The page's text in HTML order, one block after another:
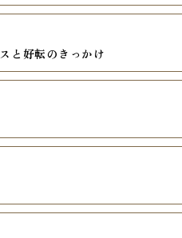
と好転のきっかけ